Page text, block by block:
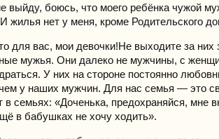
выйду, боюсь, что моего ребёнка чужой
жилья нет у меня, кроме Родительского
для вас, мои девочки!Не выходите за них
мужья. Они далеко не мужчины, с
У них на стороне постоянно
у наших мужчин. Для нас семья — это
в семьях: «Доченька, предохраняйся, мне
в бабушках не хочу ходить».